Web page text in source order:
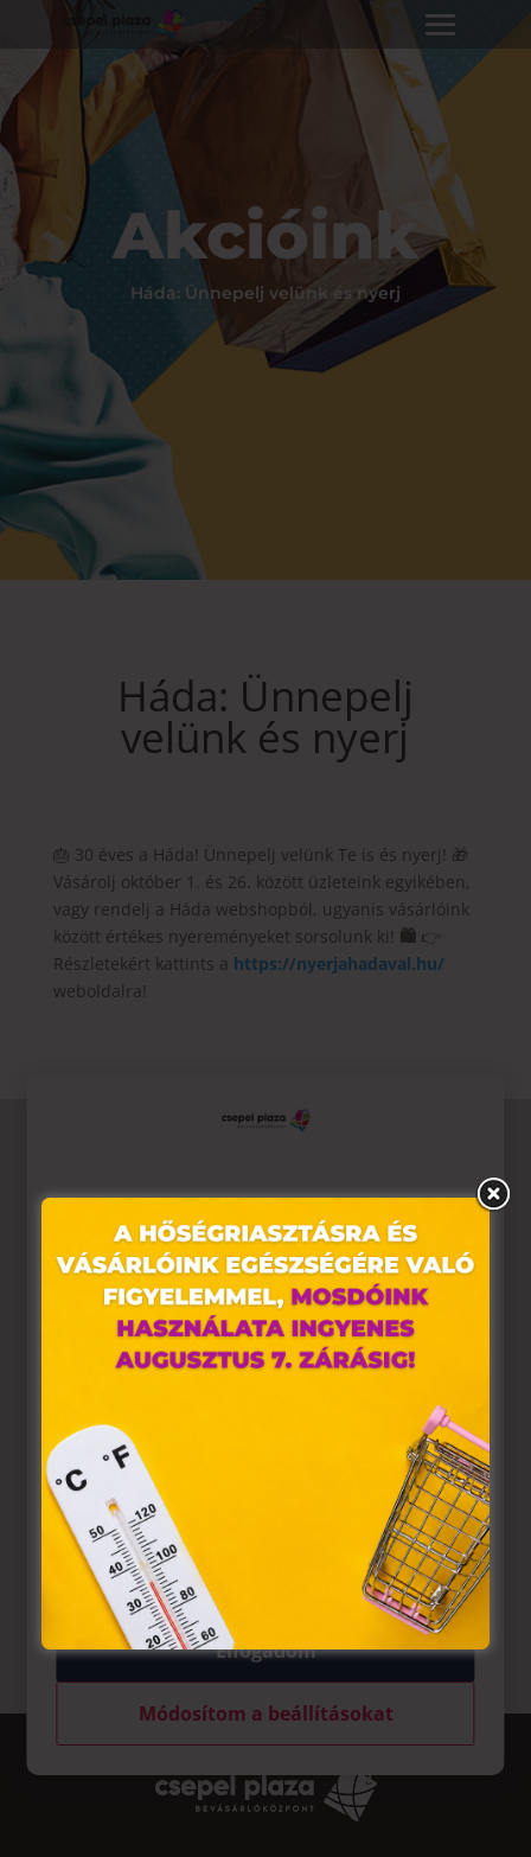
Akcióink
Háda: Ünnepelj velünk és nyerj
Háda: Ünnepelj
velünk és nyerj
🎂 30 éves a Háda! Ünnepelj velünk Te is és nyerj! 🎁
Vásárolj október 1. és 26. között üzleteink egyikében,
vagy rendelj a Háda webshopból, ugyanis vásárlóink
között értékes nyereményeket sorsolunk ki! 🛍️ 👉
Részletekért kattints a https://nyerjahadaval.hu/
weboldalra!
Weboldalunkon „cookie"-kat (továbbiakban „süti")
alkalmazunk. Ezek olyan fájlok, melyek információt tárolnak
webes böngészőjében. Ehhez az Ön hozzájárulása
szükséges.
A „sütiket" az elektronikus hírközlésről szóló 2003. évi C.
törvény, az elektronikus kereskedelmi szolgáltatások, az
információs társadalommal összefüggő szolgáltatások
egyes kérdéseiről szóló 2001. évi CVIII. törvény, valamint az
Európai Unió előírásainak megfelelően használjuk. Azon
weblapoknak, melyek az Európai Unió országain belül
működnek, a „sütik" használatához, és ezeknek a
felhasználó számítógépén vagy egyéb eszközén történő
tárolásához a felhasználók hozzájárulását kell kérniük.
Elfogadom
Módosítom a beállításokat